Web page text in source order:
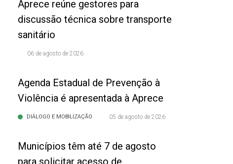
Aprece reúne gestores para
discussão técnica sobre transporte
sanitário
06 de agosto de 2026
Agenda Estadual de Prevenção à
Violência é apresentada à Aprece
DIÁLOGO E MOBILIZAÇÃO 05 de agosto de 2026
Municípios têm até 7 de agosto
para solicitar acesso de